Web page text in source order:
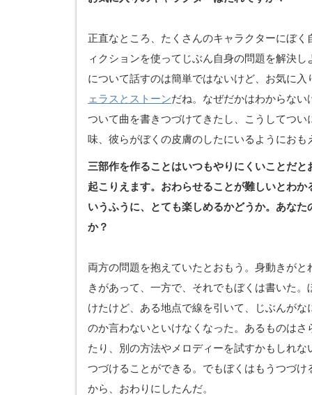
正直なところ、たくさんのキャラクターにぼ
ィクションを使ってじぶん自身の問題を解決
について話すのは簡単ではないけど、お気に入
ェラスとストーンだね。なぜだかはわからな
ついて曲を書きつづけてきたし、こうしてつい
味、彼らがぼくの皮膚のしたにいるようにおも
三部作を作ることはいつもやりにくいことだと
起こりえます。おわらせることが難しいとわ
いうふうに、とても楽しめるかどうか。あなた
か？
両方の問題を抱えていたとおもう。身動きが
きがあって、一方で、それでもぼくは書いた
けたけど、ある地点で線を引いて、じぶんが
のか言わないといけなくなった。あるものはさ
たり、別の方法やメロディーを試すかもしれ
つづけることができる。でもぼくはもうつづけ
から、おわりにしたんだ。